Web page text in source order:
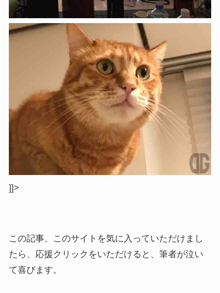
]]>
この記事、このサイトを気に入っていただけまし
たら、応援クリックをいただけると、筆者が泣い
て喜びます。